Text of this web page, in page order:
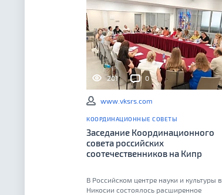
201 0
www.vksrs.com
КООРДИНАЦИОННЫЕ СОВЕТЫ
Заседание Координационного
совета российских
соотечественников на Кипр
В Российском центре науки и культуры в
Никосии состоялось расширенное